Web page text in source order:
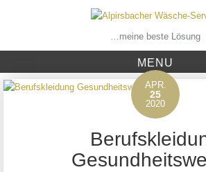
…meine beste Lösung
MENU
APR.
25
2020